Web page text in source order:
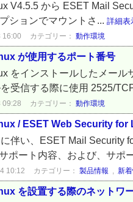
V4.5.5 から ESET Mail
ションでマウントさ... 詳細表
16:00 カテゴリー： 動作環境
が使用するポート番号
をインストールしたメー
受信する際に使用 2525/
09:28 カテゴリー： 動作環境
/ ESET Web Security for
伴い、ESET Mail Security
ポート内容、および、サポ
10:12 カテゴリー： 製品情報 , 新
を設置する際のネットワ